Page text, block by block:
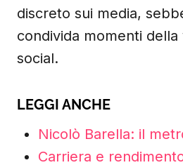
discreto sui media,
condivida momenti della
social.
LEGGI ANCHE
Nicolò Barella: il
Carriera e